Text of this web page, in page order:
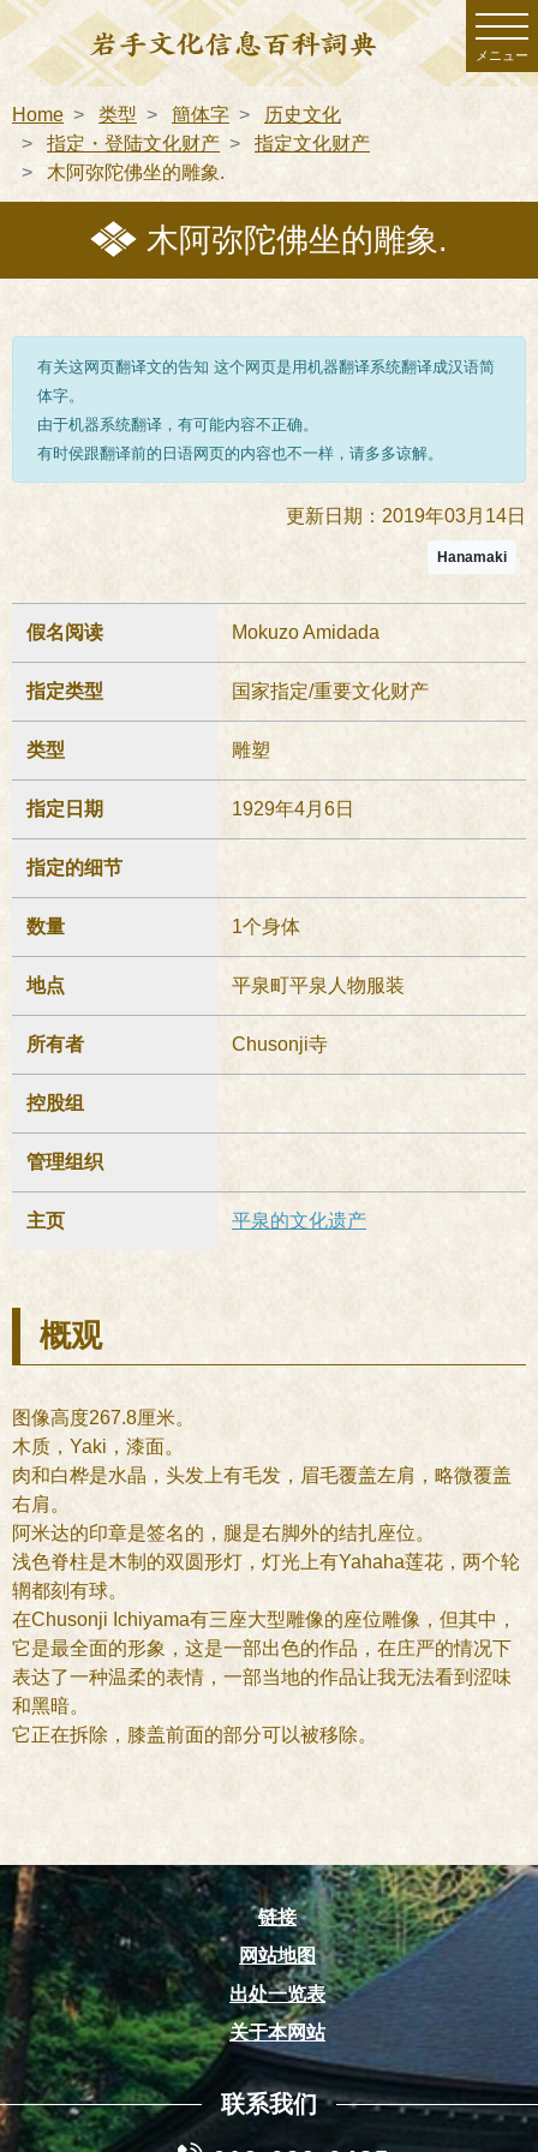
メニュー
Home 类型 簡体字
历史文化
指定・登陆文化财产
指定文化财产
木阿弥陀佛坐的雕象.
木阿弥陀佛坐的雕象.
有关这网页翻译文的告知 这个网页是用机器翻译系统翻译成汉语简
体字。
由于机器系统翻译，有可能内容不正确。
有时侯跟翻译前的日语网页的内容也不一样，请多多谅解。
更新日期：2019年03月14日
Hanamaki
假名阅读 Mokuzo Amidada
指定类型 国家指定/重要文化财产
类型 雕塑
指定日期 1929年4月6日
指定的细节
数量 1个身体
地点 平泉町平泉人物服装
所有者 Chusonji寺
控股组
管理组织
主页 平泉的文化遗产
概观
图像高度267.8厘米。
木质，Yaki，漆面。
肉和白桦是水晶，头发上有毛发，眉毛覆盖左肩，略微覆盖
右肩。
阿米达的印章是签名的，腿是右脚外的结扎座位。
浅色脊柱是木制的双圆形灯，灯光上有Yahaha莲花，两个轮
辋都刻有球。
在Chusonji Ichiyama有三座大型雕像的座位雕像，但其中，
它是最全面的形象，这是一部出色的作品，在庄严的情况下
表达了一种温柔的表情，一部当地的作品让我无法看到涩味
和黑暗。
它正在拆除，膝盖前面的部分可以被移除。
链接
网站地图
出处一览表
关于本网站
联系我们